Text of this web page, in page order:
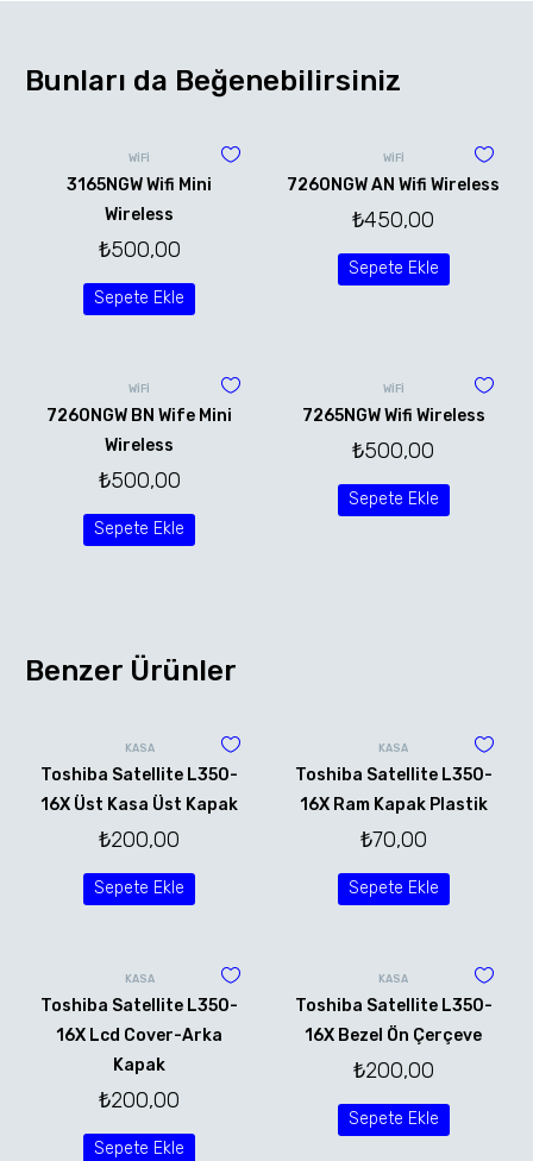
Bunları da Beğenebilirsiniz
WİFİ
3165NGW Wifi Mini
Wireless
₺500,00
Sepete Ekle
WİFİ
7260NGW AN Wifi Wireless
₺450,00
Sepete Ekle
WİFİ
7260NGW BN Wife Mini
Wireless
₺500,00
Sepete Ekle
WİFİ
7265NGW Wifi Wireless
₺500,00
Sepete Ekle
Benzer Ürünler
KASA
Toshiba Satellite L350-
16X Üst Kasa Üst Kapak
₺200,00
Sepete Ekle
KASA
Toshiba Satellite L350-
16X Ram Kapak Plastik
₺70,00
Sepete Ekle
KASA
Toshiba Satellite L350-
16X Lcd Cover-Arka
Kapak
₺200,00
Sepete Ekle
KASA
Toshiba Satellite L350-
16X Bezel Ön Çerçeve
₺200,00
Sepete Ekle